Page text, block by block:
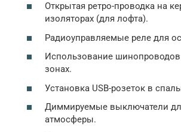
Открытая ретро-проводка на
изоляторах (для лофта).
Радиоуправляемые реле для
Использование
зонах.
Установка USB-розеток в
Диммируемые выключатели
атмосферы.